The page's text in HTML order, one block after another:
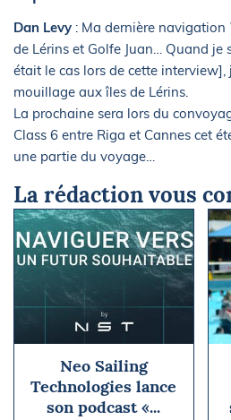
Dan Levy : Ma dernière navigation
de Lérins et Golfe Juan… Quand je
était le cas lors de cette
mouillage aux îles de Lérins.
La prochaine sera lors du
Class 6 entre Riga et Cannes cet
une partie du voyage…
La rédaction vous
Neo Sailing
Technologies lance
son podcast «...